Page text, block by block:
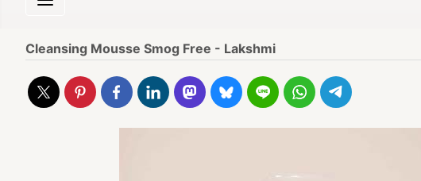
Cleansing Mousse Smog Free - Lakshmi